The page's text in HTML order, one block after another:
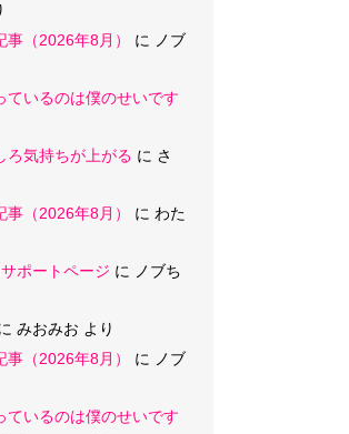
事（2026年8月）
に
ノブ
ているのは僕のせいです
ろ気持ちが上がる に さ
事（2026年8月）
に わた
ポートページ に
ノブち
みおみお より
事（2026年8月）
に
ノブ
ているのは僕のせいです